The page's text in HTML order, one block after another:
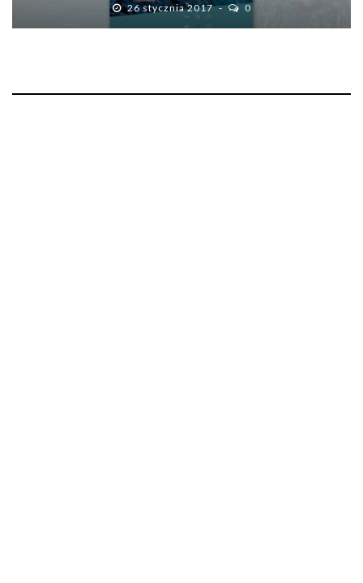
26 stycznia 2017
0